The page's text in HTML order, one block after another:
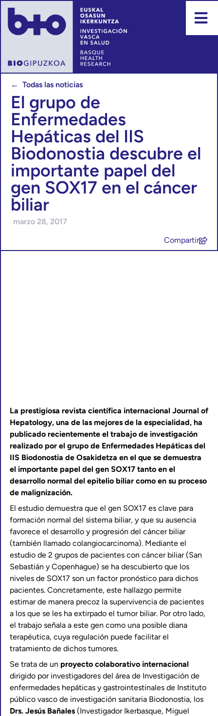
← Todas las noticias
El grupo de
Enfermedades
Hepáticas del IIS
Biodonostia descubre el
importante papel del
gen SOX17 en el cáncer
biliar
marzo 28, 2017
Compartir
La prestigiosa revista científica internacional Journal of
Hepatology, una de las mejores de la especialidad, ha
publicado recientemente el trabajo de investigación
realizado por el grupo de Enfermedades Hepáticas del
IIS Biodonostia de Osakidetza en el que se demuestra
el importante papel del gen SOX17 tanto en el
desarrollo normal del epitelio biliar como en su proceso
de malignización.
El estudio demuestra que el gen SOX17 es clave para
formación normal del sistema biliar, y que su ausencia
favorece el desarrollo y progresión del cáncer biliar
(también llamado colangiocarcinoma). Mediante el
estudio de 2 grupos de pacientes con cáncer biliar (San
Sebastián y Copenhague) se ha descubierto que los
niveles de SOX17 son un factor pronóstico para dichos
pacientes. Concretamente, este hallazgo permite
estimar de manera precoz la supervivencia de pacientes
a los que se les ha extirpado el tumor biliar. Por otro lado,
el trabajo señala a este gen como una posible diana
terapéutica, cuya regulación puede facilitar el
tratamiento de dichos tumores.
Se trata de un proyecto colaborativo internacional
dirigido por investigadores del área de Investigación de
enfermedades hepáticas y gastrointestinales de Instituto
público vasco de investigación sanitaria Biodonostia, los
Drs. Jesús Bañales (Investigador Ikerbasque, Miguel